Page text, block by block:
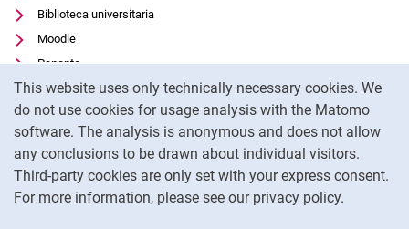
This website uses only technically necessary cookies. We
do not use cookies for usage analysis with the Matomo
software. The analysis is anonymous and does not allow
any conclusions to be drawn about individual visitors.
Third-party cookies are only set with your express consent.
For more information, please see our privacy policy.
Biblioteca universitaria
Moodle
Panopto
Protección de datos
Accesibilidad
Uso transparente de la IA